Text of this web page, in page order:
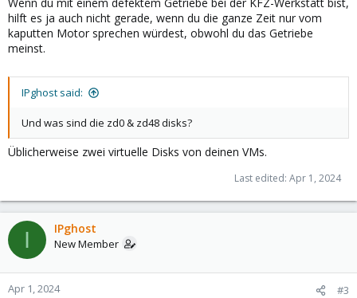
hilft es ja auch nicht gerade, wenn du die ganze Zeit nur vom
kaputten Motor sprechen würdest, obwohl du das Getriebe
meinst.
IPghost said:
Und was sind die zd0 & zd48 disks?
Üblicherweise zwei virtuelle Disks von deinen VMs.
Last edited: Apr 1, 2024
I IPghost
New Member
Apr 1, 2024 #3